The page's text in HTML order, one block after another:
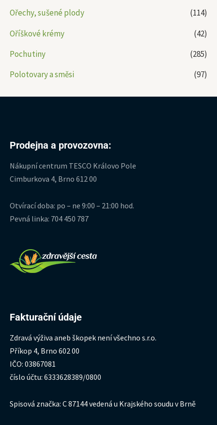
Ořechy, sušené plody
(114)
Oříškové krémy
(42)
Pochutiny
(285)
Polotovary a směsi
(97)
Prodejna a provozovna:
Nákupní centrum TESCO Královo Pole
Cimburkova 4, Brno 612 00
Otvírací doba: po – ne 9:00 – 21:00 hod.
Pevná linka: 704 450 787
Fakturační údaje
Zdravá výživa aneb škopek není všechno s.r.o.
Příkop 4, Brno 602 00
IČO: 03867081
číslo účtu: 6333628389/0800
Spisová značka: C 87144 vedená u Krajského soudu v Brně